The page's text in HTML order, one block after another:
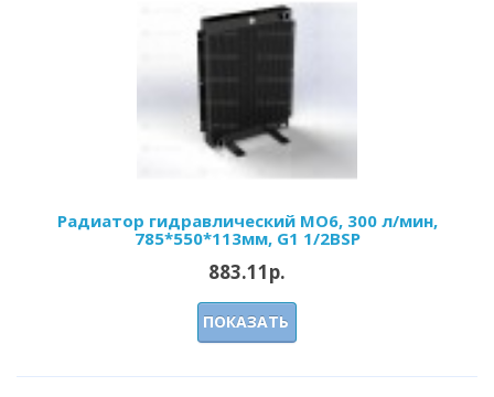
Радиатор гидравлический МО6, 300 л/мин,
785*550*113мм, G1 1/2BSP
883.11р.
ПОКАЗАТЬ